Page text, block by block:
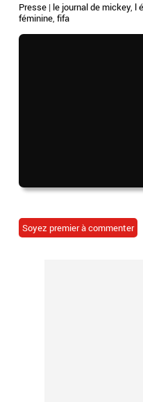
Presse | le journal de mickey, l
féminine,fifa
Soyez premier à commenter